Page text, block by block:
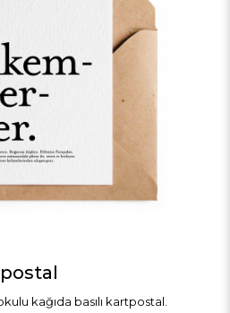
kağıda basılı kartpostal.